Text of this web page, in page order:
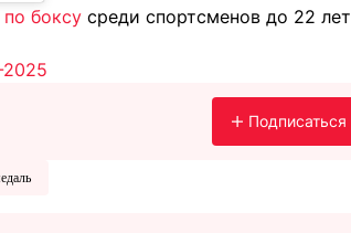
боксу среди спортсменов до 22 лет
2025
Подписаться